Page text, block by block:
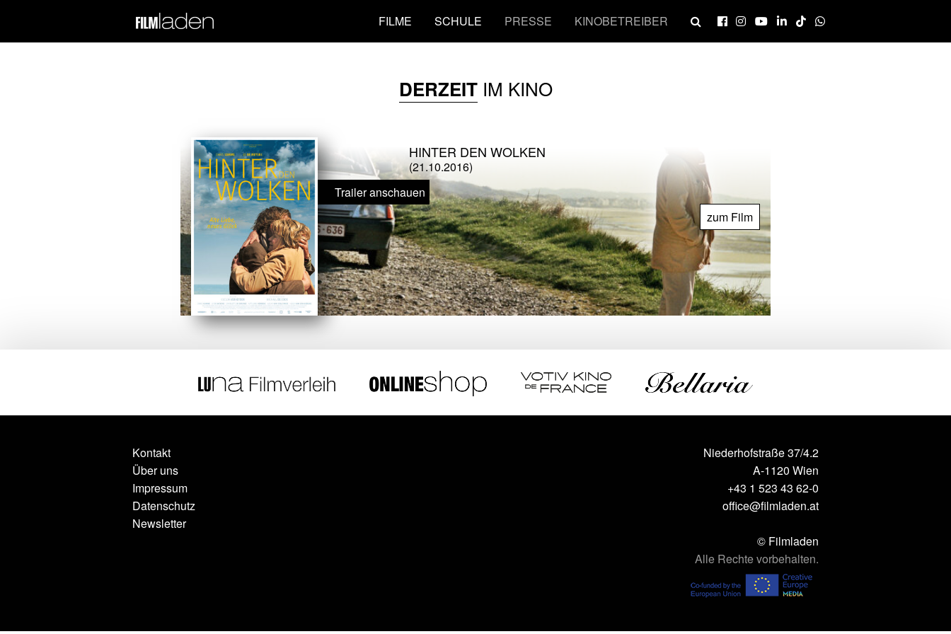
FILME SCHULE PRESSE KINOBETREIBER
DERZEITIM KINO
HINTER DEN WOLKEN
(21.10.2016)
Trailer anschauen
zum Film
Kontakt
Über uns
Impressum
Datenschutz
Newsletter
Niederhofstraße 37/4.2
A-1120 Wien
+43 1 523 43 62-0
office@filmladen.at
© Filmladen
Alle Rechte vorbehalten.